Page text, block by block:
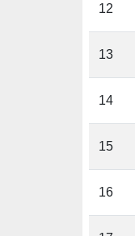
12
13
14
15
16